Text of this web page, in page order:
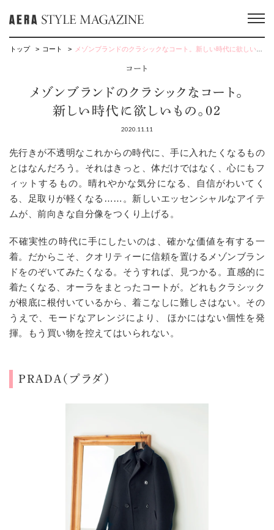
トップ コート メゾンブランドのクラシックなコート。新しい時代に欲しいもの。02
コート
メゾンブランドのクラシックなコート。
新しい時代に欲しいもの。02
2020.11.11
先行きが不透明なこれからの時代に、手に入れたくなるもの
とはなんだろう。それはきっと、体だけではなく、心にもフ
ィットするもの。晴れやかな気分になる、自信がわいてく
る、足取りが軽くなる……。新しいエッセンシャルなアイテ
ムが、前向きな自分像をつくり上げる。
不確実性の時代に手にしたいのは、確かな価値を有する一
着。だからこそ、クオリティーに信頼を置けるメゾンブラン
ドをのぞいてみたくなる。そうすれば、見つかる。直感的に
着たくなる、オーラをまとったコートが。どれもクラシック
が根底に根付いているから、着こなしに難しさはない。その
うえで、モードなアレンジにより、 ほかにはない個性を発
揮。もう買い物を控えてはいられない。
PRADA（プラダ）